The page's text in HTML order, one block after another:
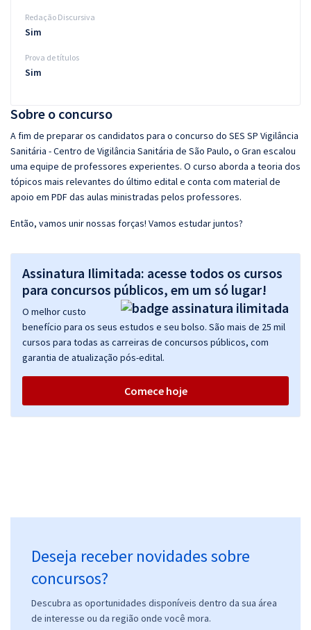
Sobre o concurso
A fim de preparar os candidatos para o concurso do SES SP Vigilância
Sanitária - Centro de Vigilância Sanitária de São Paulo, o Gran escalou
uma equipe de professores experientes. O curso aborda a teoria dos
tópicos mais relevantes do último edital e conta com material de
apoio em PDF das aulas ministradas pelos professores.
Então, vamos unir nossas forças! Vamos estudar juntos?
Assinatura Ilimitada: acesse todos os cursos
para concursos públicos, em um só lugar!
O melhor custo
benefício para os seus estudos e seu bolso. São mais de 25 mil
cursos para todas as carreiras de concursos públicos, com
garantia de atualização pós-edital.
Comece hoje
Deseja receber novidades sobre
concursos?
Descubra as oportunidades disponíveis dentro da sua área
de interesse ou da região onde você mora.
Redação Discursiva
Sim
Prova de títulos
Sim